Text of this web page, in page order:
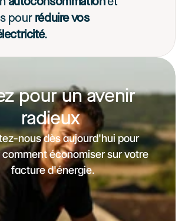
pour réduire vos
.
pour un avenir
radieux
nous dès aujourd'hui pour
économiser sur votre
facture d'énergie.